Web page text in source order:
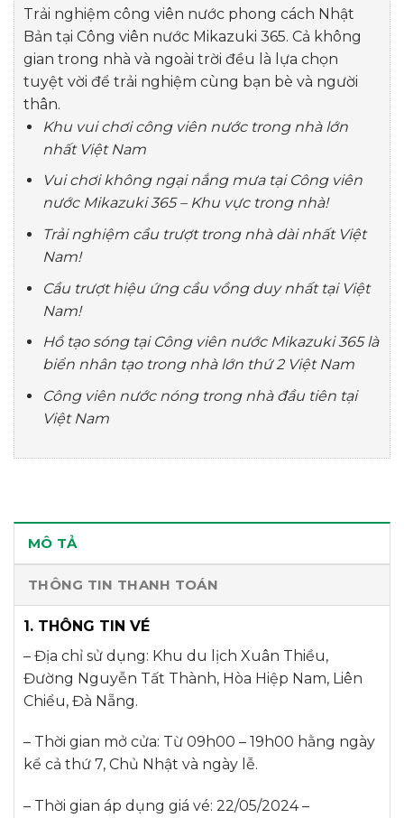
Trải nghiệm công viên nước phong cách Nhật
Bản tại Công viên nước Mikazuki 365. Cả không
gian trong nhà và ngoài trời đều là lựa chọn
tuyệt vời để trải nghiệm cùng bạn bè và người
thân.
Khu vui chơi công viên nước trong nhà lớn
nhất Việt Nam
Vui chơi không ngại nắng mưa tại Công viên
nước Mikazuki 365 – Khu vực trong nhà!
Trải nghiệm cầu trượt trong nhà dài nhất Việt
Nam!
Cầu trượt hiệu ứng cầu vồng duy nhất tại Việt
Nam!
Hồ tạo sóng tại Công viên nước Mikazuki 365 là
biển nhân tạo trong nhà lớn thứ 2 Việt Nam
Công viên nước nóng trong nhà đầu tiên tại
Việt Nam
MÔ TẢ
THÔNG TIN THANH TOÁN
1. THÔNG TIN VÉ
– Địa chỉ sử dụng: Khu du lịch Xuân Thiều,
Đường Nguyễn Tất Thành, Hòa Hiệp Nam, Liên
Chiểu, Đà Nẵng.
– Thời gian mở cửa: Từ 09h00 – 19h00 hằng ngày
kể cả thứ 7, Chủ Nhật và ngày lễ.
– Thời gian áp dụng giá vé: 22/05/2024 –